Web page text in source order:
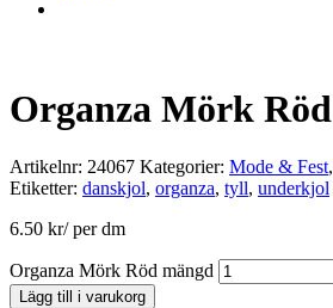
Organza Mörk Röd
Artikelnr: 24067 Kategorier: Mode & Fest,
Etiketter: danskjol, organza, tyll, underkjol
6.50 kr/ per dm
Organza Mörk Röd mängd
Lägg till i varukorg